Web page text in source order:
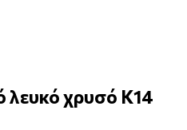
λευκό χρυσό Κ14